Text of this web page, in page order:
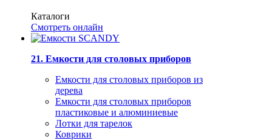
Каталоги
Смотреть онлайн
21. Емкости для столовых приборов
Емкости для столовых приборов из
дерева
Емкости для столовых приборов
пластиковые и алюминиевые
Лотки для тарелок
Коврики